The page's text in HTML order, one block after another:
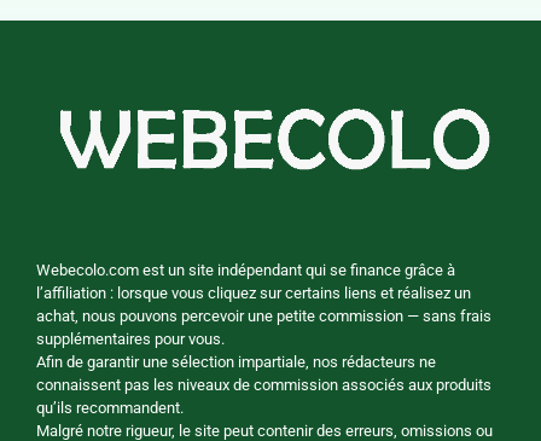
Webecolo.com est un site indépendant qui se finance grâce à
l’affiliation : lorsque vous cliquez sur certains liens et réalisez un
achat, nous pouvons percevoir une petite commission — sans frais
supplémentaires pour vous.
Afin de garantir une sélection impartiale, nos rédacteurs ne
connaissent pas les niveaux de commission associés aux produits
qu’ils recommandent.
Malgré notre rigueur, le site peut contenir des erreurs, omissions ou